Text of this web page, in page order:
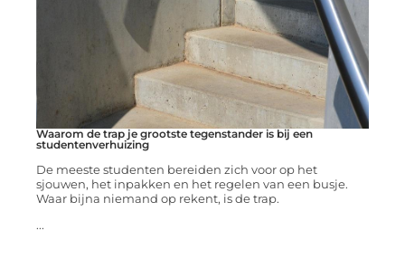
Waarom de trap je grootste tegenstander is bij een
studentenverhuizing
De meeste studenten bereiden zich voor op het
sjouwen, het inpakken en het regelen van een busje.
Waar bijna niemand op rekent, is de trap.
...